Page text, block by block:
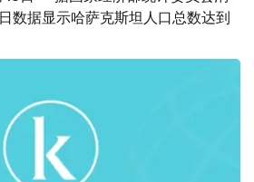
数据显示哈萨克斯坦人口总数达到